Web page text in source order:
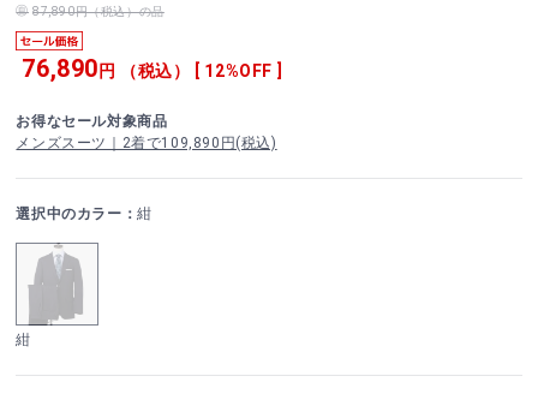
87,890円（税込）の品
76,890 円 （税込） [ 12%OFF ]
お得なセール対象商品
メンズスーツ｜2着で109,890円(税込)
選択中のカラー：紺
紺